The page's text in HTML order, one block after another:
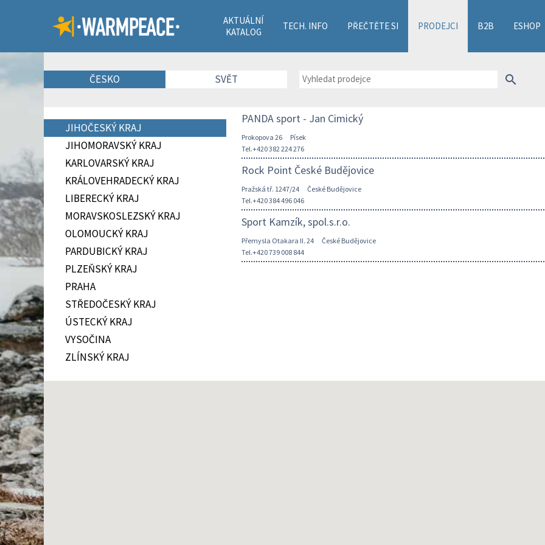
AKTUÁLNÍ
KATALOG
TECH. INFO PŘEČTĚTE SI PRODEJCI B2B ESHOP
ČESKO SVĚT search
JIHOČESKÝ KRAJ
JIHOMORAVSKÝ KRAJ
KARLOVARSKÝ KRAJ
KRÁLOVEHRADECKÝ KRAJ
LIBERECKÝ KRAJ
MORAVSKOSLEZSKÝ KRAJ
OLOMOUCKÝ KRAJ
PARDUBICKÝ KRAJ
PLZEŇSKÝ KRAJ
PRAHA
STŘEDOČESKÝ KRAJ
ÚSTECKÝ KRAJ
VYSOČINA
ZLÍNSKÝ KRAJ
PANDA sport - Jan Cimický
Prokopova 26
Písek
Tel.+420 382 224 276
Rock Point České Budějovice
Pražská tř. 1247/24
České Budějovice
Tel.+420 384 496 046
Sport Kamzík, spol.s.r.o.
Přemysla Otakara II. 24
České Budějovice
Tel.+420 739 008 844